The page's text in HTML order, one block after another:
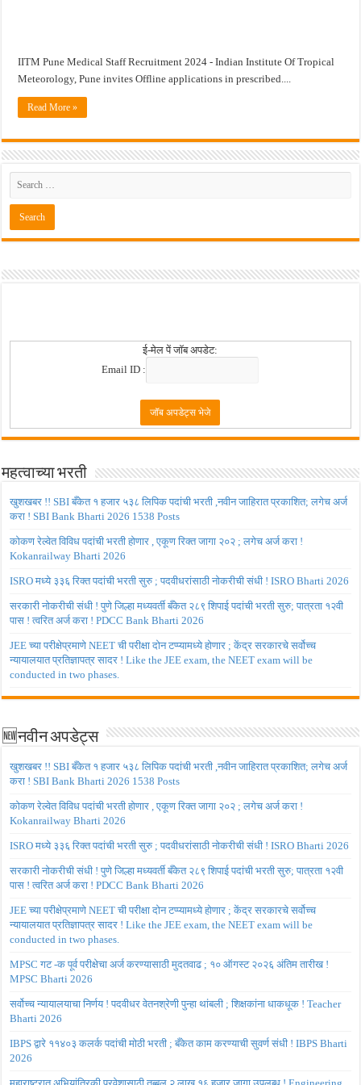
IITM Pune Medical Staff Recruitment 2024 - Indian Institute Of Tropical
Meteorology, Pune invites Offline applications in prescribed....
Read More »
ई-मेल पें जॉब अपडेट:
Email ID :
महत्वाच्या भरती
खुशखबर !! SBI बँकेत १ हजार ५३८ लिपिक पदांची भरती ,नवीन जाहिरात प्रकाशित; लगेच अर्ज
करा ! SBI Bank Bharti 2026 1538 Posts
कोकण रेल्वेत विविध पदांची भरती होणार , एकूण रिक्त जागा २०२ ; लगेच अर्ज करा !
Kokanrailway Bharti 2026
ISRO मध्ये ३३६ रिक्त पदांची भरती सुरु ; पदवीधरांसाठी नोकरीची संधी ! ISRO Bharti 2026
सरकारी नोकरीची संधी ! पुणे जिल्हा मध्यवर्ती बँकेत २८९ शिपाई पदांची भरती सुरु; पात्रता १२वी
पास ! त्वरित अर्ज करा ! PDCC Bank Bharti 2026
JEE च्या परीक्षेप्रमाणे NEET ची परीक्षा दोन टप्प्यामध्ये होणार ; केंद्र सरकारचे सर्वोच्च
न्यायालयात प्रतिज्ञापत्र सादर ! Like the JEE exam, the NEET exam will be
conducted in two phases.
🆕नवीन अपडेट्स
खुशखबर !! SBI बँकेत १ हजार ५३८ लिपिक पदांची भरती ,नवीन जाहिरात प्रकाशित; लगेच अर्ज
करा ! SBI Bank Bharti 2026 1538 Posts
कोकण रेल्वेत विविध पदांची भरती होणार , एकूण रिक्त जागा २०२ ; लगेच अर्ज करा !
Kokanrailway Bharti 2026
ISRO मध्ये ३३६ रिक्त पदांची भरती सुरु ; पदवीधरांसाठी नोकरीची संधी ! ISRO Bharti 2026
सरकारी नोकरीची संधी ! पुणे जिल्हा मध्यवर्ती बँकेत २८९ शिपाई पदांची भरती सुरु; पात्रता १२वी
पास ! त्वरित अर्ज करा ! PDCC Bank Bharti 2026
JEE च्या परीक्षेप्रमाणे NEET ची परीक्षा दोन टप्प्यामध्ये होणार ; केंद्र सरकारचे सर्वोच्च
न्यायालयात प्रतिज्ञापत्र सादर ! Like the JEE exam, the NEET exam will be
conducted in two phases.
MPSC गट -क पूर्व परीक्षेचा अर्ज करण्यासाठी मुदतवाढ ; १० ऑगस्ट २०२६ अंतिम तारीख !
MPSC Bharti 2026
सर्वोच्च न्यायालयाचा निर्णय ! पदवीधर वेतनश्रेणी पुन्हा थांबली ; शिक्षकांना धाकधूक ! Teacher
Bharti 2026
IBPS द्वारे ११४०३ कलर्क पदांची मोठी भरती ; बँकेत काम करण्याची सुवर्ण संधी ! IBPS Bharti
2026